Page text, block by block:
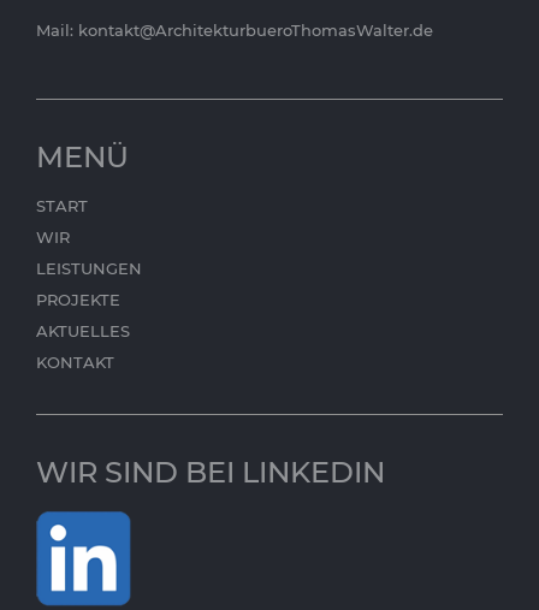
Mail: kontakt@ArchitekturbueroThomasWalter.de
MENÜ
START
WIR
LEISTUNGEN
PROJEKTE
AKTUELLES
KONTAKT
WIR SIND BEI LINKEDIN